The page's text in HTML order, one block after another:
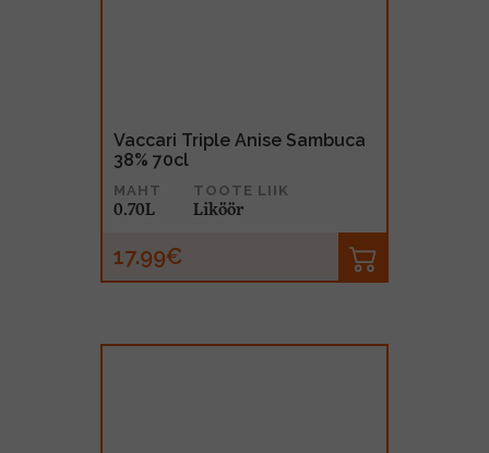
Vaccari Triple Anise Sambuca
38% 70cl
MAHT
0.70L
TOOTE LIIK
Liköör
17.99€